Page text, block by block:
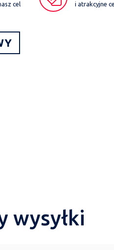
cel i atrakcyjne
wysyłki